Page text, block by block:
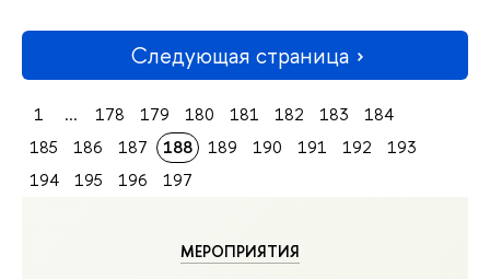
МЕРОПРИЯТИЯ
Следующая страница
1 ... 178 179 180 181 182 183
184
185
186 187 188 189 190 191 192
193
194
195 196 197